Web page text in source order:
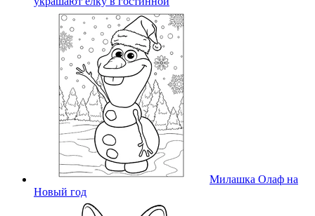
Милашка Олаф на
Новый год